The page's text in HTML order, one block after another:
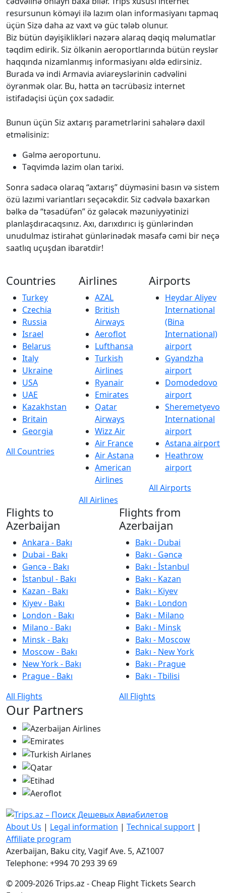
resursunun köməyi ilə lazım olan informasiyanı tapmaq
üçün Sizə daha az vaxt və güc tələb olunur.
Biz bütün dəyişiklikləri nəzərə alaraq dəqiq məlumatlar
təqdim edirik. Siz ölkənin aeroportlarında bütün reyslər
haqqında nizamlanmış informasiyanı əldə edirsiniz.
Burada və indi Armavia aviareyslərinin cədvəlini
öyrənmək olar. Bu, hətta ən təcrübəsiz internet
istifadəçisi üçün çox sadədir.
Bunun üçün Siz axtarış parametrlərini sahələrə daxil
etməlisiniz:
Gəlmə aeroportunu.
Təqvimdə lazim olan tarixi.
Sonra sadəcə olaraq “axtarış” düyməsini basın və sistem
özü lazımi variantları seçəcəkdir. Siz cədvələ baxarkən
bəlkə də “təsadüfən” öz gələcək məzuniyyətinizi
planlaşdıracaqsınız. Axı, darıxdırıcı iş günlərindən
unudulmaz istirahət günlərinədək məsafə cəmi bir neçə
saatlıq uçuşdan ibarətdir!
Countries
Turkey
Czechia
Russia
Israel
Belarus
Italy
Ukraine
USA
UAE
Kazakhstan
Britain
Georgia
All Countries
Airlines
AZAL
British
Airways
Aeroflot
Lufthansa
Turkish
Airlines
Ryanair
Emirates
Qatar
Airways
Wizz Air
Air France
Air Astana
American
Airlines
All Airlines
Airports
Heydar Aliyev
International
(Bina
International)
airport
Gyandzha
airport
Domodedovo
airport
Sheremetyevo
International
airport
Astana airport
Heathrow
airport
All Airports
Flights to
Azerbaijan
Ankara - Bakı
Dubai - Bakı
Gəncə - Bakı
İstanbul - Bakı
Kazan - Bakı
Kiyev - Bakı
London - Bakı
Milano - Bakı
Minsk - Bakı
Moscow - Bakı
New York - Bakı
Prague - Bakı
All Flights
Flights from
Azerbaijan
Bakı - Dubai
Bakı - Gəncə
Bakı - İstanbul
Bakı - Kazan
Bakı - Kiyev
Bakı - London
Bakı - Milano
Bakı - Minsk
Bakı - Moscow
Bakı - New York
Bakı - Prague
Bakı - Tbilisi
All Flights
Our Partners
About Us | Legal information | Technical support |
Affiliate program
Azerbaijan, Baku city, Vagif Ave. 5, AZ1007
Telephone: +994 70 293 39 69
© 2009-2026 Trips.az - Cheap Flight Tickets Search